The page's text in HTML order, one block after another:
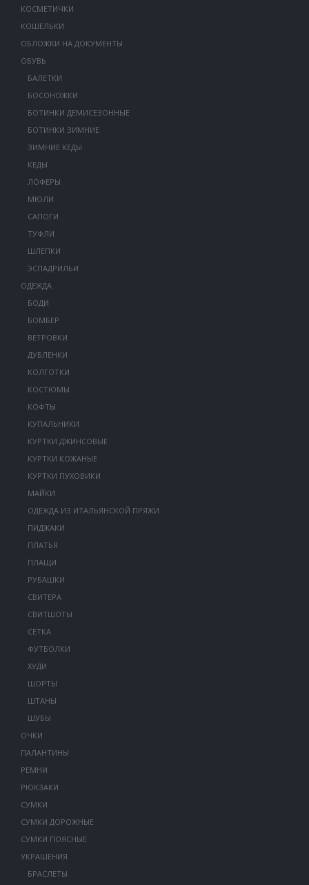
КОСМЕТИЧКИ
КОШЕЛЬКИ
ОБЛОЖКИ НА ДОКУМЕНТЫ
ОБУВЬ
БАЛЕТКИ
БОСОНОЖКИ
БОТИНКИ ДЕМИСЕЗОННЫЕ
БОТИНКИ ЗИМНИЕ
ЗИМНИЕ КЕДЫ
КЕДЫ
ЛОФЕРЫ
МЮЛИ
САПОГИ
ТУФЛИ
ШЛЕПКИ
ЭСПАДРИЛЬИ
ОДЕЖДА
БОДИ
БОМБЕР
ВЕТРОВКИ
ДУБЛЕНКИ
КОЛГОТКИ
КОСТЮМЫ
КОФТЫ
КУПАЛЬНИКИ
КУРТКИ ДЖИНСОВЫЕ
КУРТКИ КОЖАНЫЕ
КУРТКИ ПУХОВИКИ
МАЙКИ
ОДЕЖДА ИЗ ИТАЛЬЯНСКОЙ ПРЯЖИ
ПИДЖАКИ
ПЛАТЬЯ
ПЛАЩИ
РУБАШКИ
СВИТЕРА
СВИТШОТЫ
СЕТКА
ФУТБОЛКИ
ХУДИ
ШОРТЫ
ШТАНЫ
ШУБЫ
ОЧКИ
ПАЛАНТИНЫ
РЕМНИ
РЮКЗАКИ
СУМКИ
СУМКИ ДОРОЖНЫЕ
СУМКИ ПОЯСНЫЕ
УКРАШЕНИЯ
БРАСЛЕТЫ